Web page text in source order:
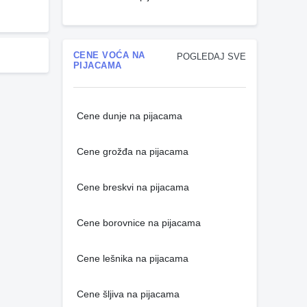
POGLEDAJ SVE
CENE VOĆA NA
PIJACAMA
Cene dunje na pijacama
Cene grožđa na pijacama
Cene breskvi na pijacama
Cene borovnice na pijacama
Cene lešnika na pijacama
Cene šljiva na pijacama